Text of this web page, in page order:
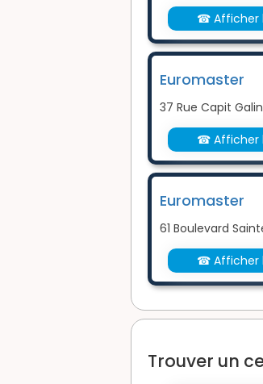
☎ Afficher
Euromaster
37 Rue Capit
☎ Afficher
Euromaster
61 Boulevard
☎ Afficher
Trouver un